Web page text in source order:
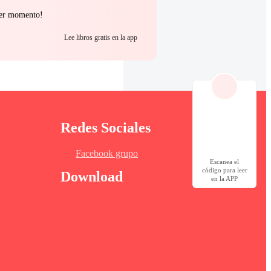
momento!
Lee libros gratis en la app
Escanea el
código para leer
en la APP
Redes Sociales
Facebook grupo
Download